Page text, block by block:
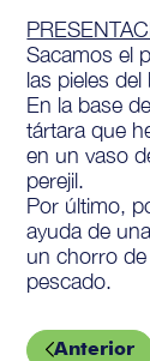
Sacamos el
las pieles
En la base
tártara que
en un vaso
perejil.
Por último,
ayuda de
un chorro de
pescado.
Anterior